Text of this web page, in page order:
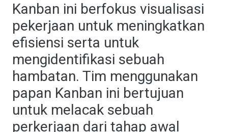
Kanban ini berfokus visualisasi
pekerjaan untuk meningkatkan
efisiensi serta untuk
mengidentifikasi sebuah
hambatan. Tim menggunakan
papan Kanban ini bertujuan
untuk melacak sebuah
perkerjaan dari tahap awal